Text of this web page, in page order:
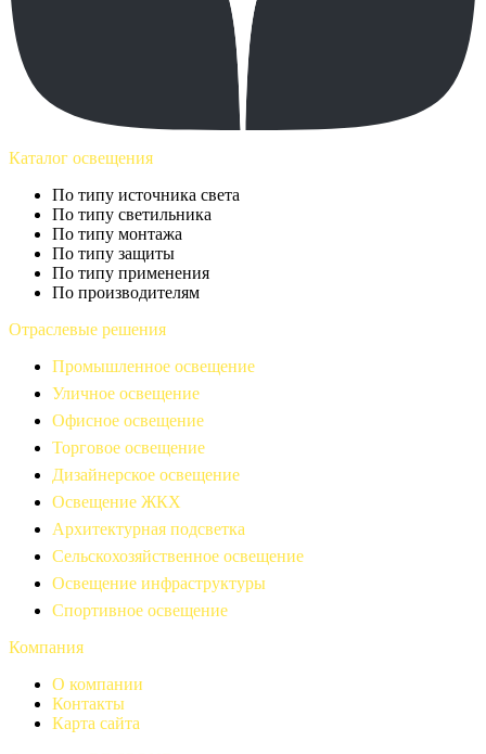
Каталог освещения
По типу источника света
По типу светильника
По типу монтажа
По типу защиты
По типу применения
По производителям
Отраслевые решения
Промышленное освещение
Уличное освещение
Офисное освещение
Торговое освещение
Дизайнерское освещение
Освещение ЖКХ
Архитектурная подсветка
Сельскохозяйственное освещение
Освещение инфраструктуры
Спортивное освещение
Компания
О компании
Контакты
Карта сайта